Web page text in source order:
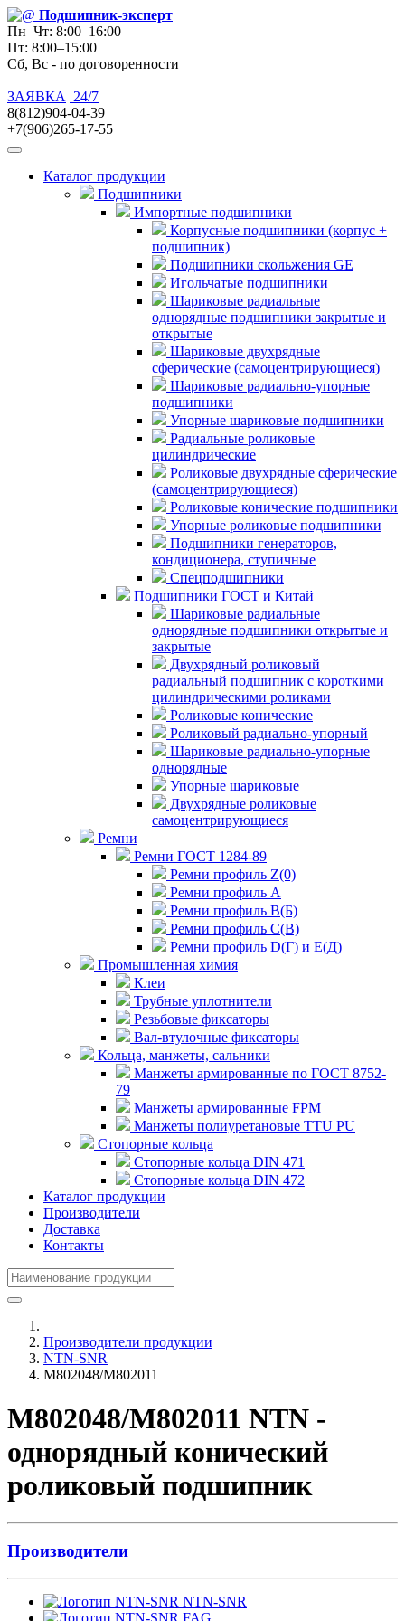
Подшипник-эксперт
Пн–Чт: 8:00–16:00
Пт: 8:00–15:00
Сб, Вс - по договоренности
ЗАЯВКА
24/7
8(812)904-04-39
+7(906)265-17-55
Каталог продукции
Подшипники
Импортные подшипники
Корпусные подшипники (корпус +
подшипник)
Подшипники скольжения GE
Игольчатые подшипники
Шариковые радиальные
однорядные подшипники закрытые и
открытые
Шариковые двухрядные
сферические (самоцентрирующиеся)
Шариковые радиально-упорные
подшипники
Упорные шариковые подшипники
Радиальные роликовые
цилиндрические
Роликовые двухрядные сферические
(самоцентрирующиеся)
Роликовые конические подшипники
Упорные роликовые подшипники
Подшипники генераторов,
кондиционера, ступичные
Спецподшипники
Подшипники ГОСТ и Китай
Шариковые радиальные
однорядные подшипники открытые и
закрытые
Двухрядный роликовый
радиальный подшипник с короткими
цилиндрическими роликами
Роликовые конические
Роликовый радиально-упорный
Шариковые радиально-упорные
однорядные
Упорные шариковые
Двухрядные роликовые
самоцентрирующиеся
Ремни
Ремни ГОСТ 1284-89
Ремни профиль Z(0)
Ремни профиль А
Ремни профиль В(Б)
Ремни профиль С(В)
Ремни профиль D(Г) и E(Д)
Промышленная химия
Клеи
Трубные уплотнители
Резьбовые фиксаторы
Вал-втулочные фиксаторы
Кольца, манжеты, сальники
Манжеты армированные по ГОСТ 8752-
79
Манжеты армированные FPM
Манжеты полиуретановые TTU PU
Стопорные кольца
Стопорные кольца DIN 471
Стопорные кольца DIN 472
Каталог продукции
Производители
Доставка
Контакты
Производители продукции
NTN-SNR
M802048/M802011
M802048/M802011 NTN -
однорядный конический
роликовый подшипник
Производители
NTN-SNR